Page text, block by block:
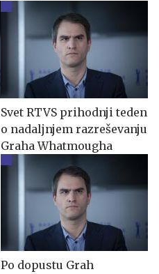
Svet RTVS prihodnji teden
o nadaljnjem razreševanju
Graha Whatmougha
Po dopustu Grah